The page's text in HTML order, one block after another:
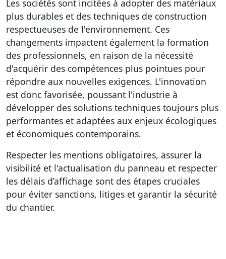
Les sociétés sont incitées à adopter des matériaux
plus durables et des techniques de construction
respectueuses de l'environnement. Ces
changements impactent également la formation
des professionnels, en raison de la nécessité
d'acquérir des compétences plus pointues pour
répondre aux nouvelles exigences. L'innovation
est donc favorisée, poussant l'industrie à
développer des solutions techniques toujours plus
performantes et adaptées aux enjeux écologiques
et économiques contemporains.
Respecter les mentions obligatoires, assurer la
visibilité et l'actualisation du panneau et respecter
les délais d’affichage sont des étapes cruciales
pour éviter sanctions, litiges et garantir la sécurité
du chantier.